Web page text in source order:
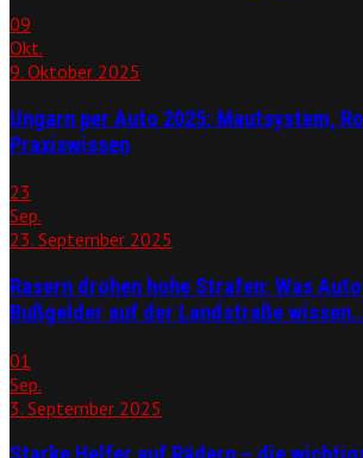
09
Okt.
9. Oktober 2025
Ungarn per Auto 2025: Mautsystem,
Praxiswissen
23
Sep.
23. September 2025
Rasern drohen hohe Strafen: Was
Bußgelder auf der Landstraße
01
Sep.
3. September 2025